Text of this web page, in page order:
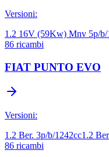
Versioni:
1.2 16V (59Kw) Mnv 5p/b/
86 ricambi
FIAT PUNTO EVO
Versioni:
1.2 Ber. 3p/b/1242cc1.2
86 ricambi